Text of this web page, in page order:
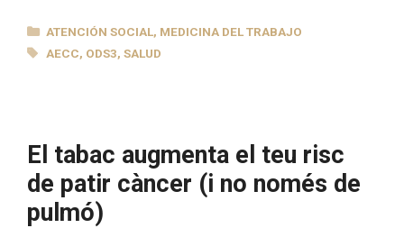
CATEGORÍAS
ATENCIÓN SOCIAL, MEDICINA DEL TRABAJO
ETIQUETAS
AECC, ODS3,SALUD
El tabac augmenta el teu risc
de patir càncer (i no només de
pulmó)